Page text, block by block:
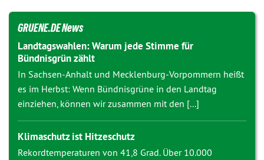
GRUENE.DE News
Landtagswahlen: Warum jede Stimme für
Bündnisgrün zählt
In Sachsen-Anhalt und Mecklenburg-Vorpommern heißt
es im Herbst: Wenn Bündnisgrüne in den Landtag
einziehen, können wir zusammen mit den [...]
Klimaschutz ist Hitzeschutz
Rekordtemperaturen von 41,8 Grad. Über 10.000